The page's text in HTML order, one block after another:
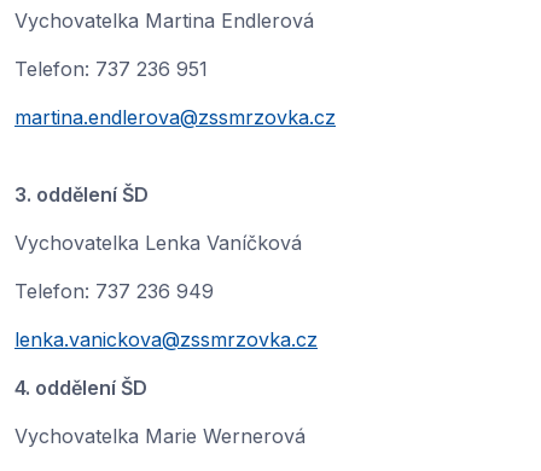
Vychovatelka Martina Endlerová
Telefon: 737 236 951
martina.endlerova@zssmrzovka.cz
3. oddělení ŠD
Vychovatelka Lenka Vaníčková
Telefon: 737 236 949
lenka.vanickova@zssmrzovka.cz
4. oddělení ŠD
Vychovatelka Marie Wernerová